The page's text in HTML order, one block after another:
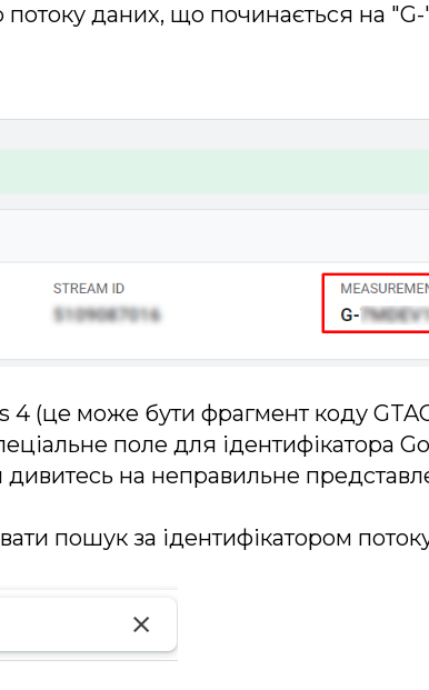
потоку даних, що починається на "G-
4 (це може бути фрагмент коду
поле для ідентифікатора
на неправильне
пошук за ідентифікатором